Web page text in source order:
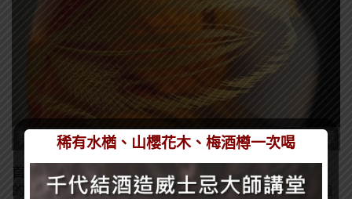
首席調酒師Sandy Hyslop表示：「為了藝術珍藏系列
的首發，我想創造一款最卓越的作品，來表達皇家禮炮
稀有水楢、山櫻花木、梅酒樽一次喝